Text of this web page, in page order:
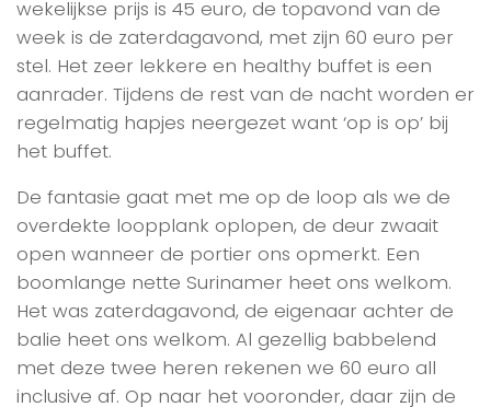
wekelijkse prijs is 45 euro, de topavond van de
week is de zaterdagavond, met zijn 60 euro per
stel. Het zeer lekkere en healthy buffet is een
aanrader. Tijdens de rest van de nacht worden er
regelmatig hapjes neergezet want ‘op is op’ bij
het buffet.
De fantasie gaat met me op de loop als we de
overdekte loopplank oplopen, de deur zwaait
open wanneer de portier ons opmerkt. Een
boomlange nette Surinamer heet ons welkom.
Het was zaterdagavond, de eigenaar achter de
balie heet ons welkom. Al gezellig babbelend
met deze twee heren rekenen we 60 euro all
inclusive af. Op naar het vooronder, daar zijn de